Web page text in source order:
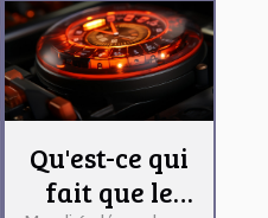
Qu'est-ce qui
fait que le